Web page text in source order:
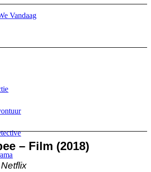
– Film (2018)